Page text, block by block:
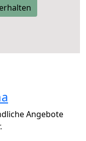
Angebote